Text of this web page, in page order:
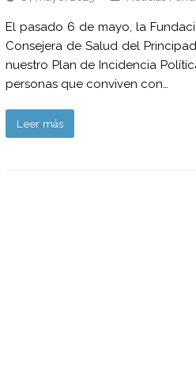
El pasado 6 de mayo, la
Consejera de Salud del
nuestro Plan de Incidencia
personas que conviven con…
Leer más